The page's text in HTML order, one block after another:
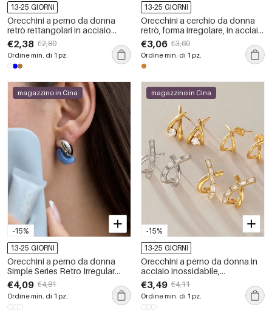
13-25 GIORNI
Orecchini a perno da donna
retrò rettangolari in acciaio
inossidabile, impermeabili, color
oro, con strass artificiali e pietre
preziose.
€2,38 €2,80
Ordine min. di 1 pz.
13-25 GIORNI
Orecchini a cerchio da donna
retrò, forma irregolare, in acciaio
inossidabile, impermeabili, color
oro.
€3,06 €3,60
Ordine min. di 1 pz.
-15%
magazzino in Cina
13-25 GIORNI
Orecchini a perno da donna
Simple Series Retro Irregular
Shape in acciaio inossidabile,
impermeabili, color oro.
€4,09 €4,81
Ordine min. di 1 pz.
-15%
magazzino in Cina
13-25 GIORNI
Orecchini a perno da donna in
acciaio inossidabile,
impermeabili, color oro, con
zirconi, dalla forma irregolare.
€3,49 €4,11
Ordine min. di 1 pz.